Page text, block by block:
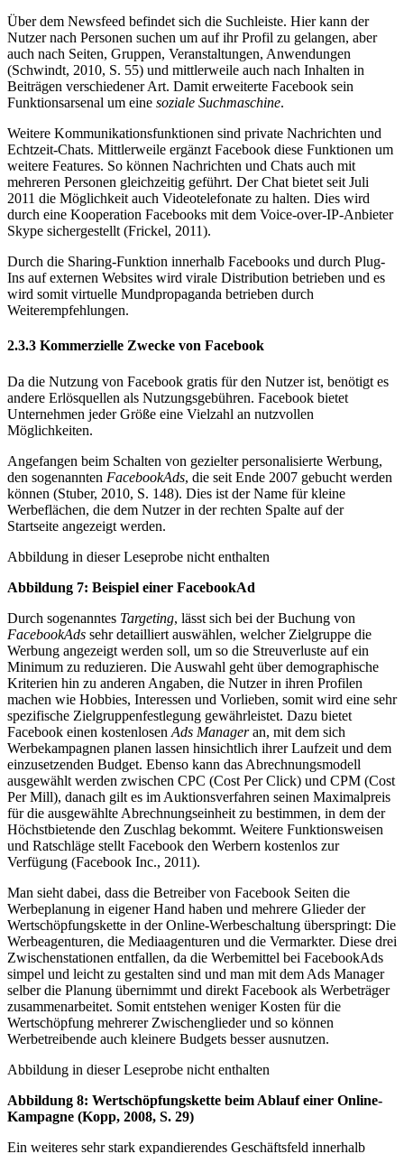
Über dem Newsfeed befindet sich die Suchleiste. Hier kann der
Nutzer nach Personen suchen um auf ihr Profil zu gelangen, aber
auch nach Seiten, Gruppen, Veranstaltungen, Anwendungen
(Schwindt, 2010, S. 55) und mittlerweile auch nach Inhalten in
Beiträgen verschiedener Art. Damit erweiterte Facebook sein
Funktionsarsenal um eine soziale Suchmaschine.
Weitere Kommunikationsfunktionen sind private Nachrichten und
Echtzeit-Chats. Mittlerweile ergänzt Facebook diese Funktionen um
weitere Features. So können Nachrichten und Chats auch mit
mehreren Personen gleichzeitig geführt. Der Chat bietet seit Juli
2011 die Möglichkeit auch Videotelefonate zu halten. Dies wird
durch eine Kooperation Facebooks mit dem Voice-over-IP-Anbieter
Skype sichergestellt (Frickel, 2011).
Durch die Sharing-Funktion innerhalb Facebooks und durch Plug-
Ins auf externen Websites wird virale Distribution betrieben und es
wird somit virtuelle Mundpropaganda betrieben durch
Weiterempfehlungen.
2.3.3 Kommerzielle Zwecke von Facebook
Da die Nutzung von Facebook gratis für den Nutzer ist, benötigt es
andere Erlösquellen als Nutzungsgebühren. Facebook bietet
Unternehmen jeder Größe eine Vielzahl an nutzvollen
Möglichkeiten.
Angefangen beim Schalten von gezielter personalisierte Werbung,
den sogenannten FacebookAds, die seit Ende 2007 gebucht werden
können (Stuber, 2010, S. 148). Dies ist der Name für kleine
Werbeflächen, die dem Nutzer in der rechten Spalte auf der
Startseite angezeigt werden.
Abbildung in dieser Leseprobe nicht enthalten
Abbildung 7: Beispiel einer FacebookAd
Durch sogenanntes Targeting, lässt sich bei der Buchung von
FacebookAds sehr detailliert aus­wählen, welcher Zielgruppe die
Werbung angezeigt werden soll, um so die Streuverluste auf ein
Minimum zu reduzieren. Die Auswahl geht über demographische
Kriterien hin zu anderen Angaben, die Nutzer in ihren Profilen
machen wie Hobbies, Interessen und Vorlieben, somit wird eine sehr
spezifische Zielgruppenfestlegung gewährleistet. Dazu bietet
Facebook einen kostenlosen Ads Manageran, mit dem sich
Werbekampagnen planen lassen hinsichtlich ihrer Laufzeit und dem
einzusetzenden Budget. Ebenso kann das Abrechnungsmodell
ausgewählt werden zwischen CPC (Cost Per Click) und CPM (Cost
Per Mill), danach gilt es im Auktionsverfahren seinen Maximalpreis
für die ausgewählte Abrechnungseinheit zu bestimmen, in dem der
Höchstbietende den Zuschlag bekommt. Weitere Funktionsweisen
und Ratschläge stellt Facebook den Werbern kosten­los zur
Verfügung (Facebook Inc., 2011).
Man sieht dabei, dass die Betreiber von Facebook Seiten die
Werbeplanung in eigener Hand haben und mehrere Glieder der
Wertschöpfungskette in der Online-Werbeschaltung überspringt: Die
Werbeagenturen, die Mediaagenturen und die Vermarkter. Diese drei
Zwischenstationen entfallen, da die Werbemittel bei FacebookAds
simpel und leicht zu gestalten sind und man mit dem Ads Manager
selber die Planung übernimmt und direkt Facebook als Werbeträger
zusammenarbeitet. Somit entstehen weniger Kosten für die
Wertschöpfung mehrerer Zwischenglieder und so können
Werbetreibende auch kleinere Budgets besser ausnutzen.
Abbildung in dieser Leseprobe nicht enthalten
Abbildung 8: Wertschöpfungskette beim Ablauf einer Online-
Kampagne (Kopp, 2008, S. 29)
Ein weiteres sehr stark expandierendes Geschäftsfeld innerhalb